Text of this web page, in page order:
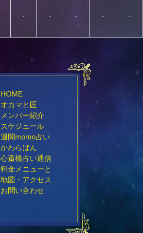
- - - - -
HOME
オカマと匠
メンバー紹介
スケジュール
週間momo占い
かわらばん
心斎橋占い通信
料金メニューと
地図・アクセス
お問い合わせ